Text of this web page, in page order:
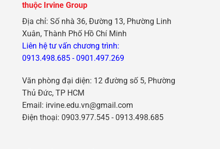
thuộc Irvine Group
Địa chỉ: Số nhà 36, Đường 13, Phường Linh
Xuân, Thành Phố Hồ Chí Minh
Liên hệ tư vấn chương trình:
0913.498.685 - 0901.497.269
Văn phòng đại diện: 12 đường số 5, Phường
Thủ Đức, TP HCM
Email: irvine.edu.vn@gmail.com
Điện thoại: 0903.977.545 - 0913.498.685